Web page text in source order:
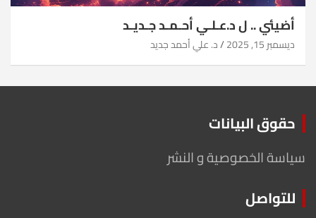
أضيئي .. ل د.عـلـي أحـمـد جـديـد
ديسمبر 15, 2025 د. علي أحمد جديد
حقوق البيانات
سياسة الخصوصية و النشر
للتواصل